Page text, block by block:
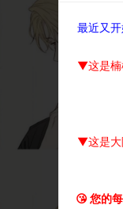
最近又
▼这是楠
▼这是大
😘 您的